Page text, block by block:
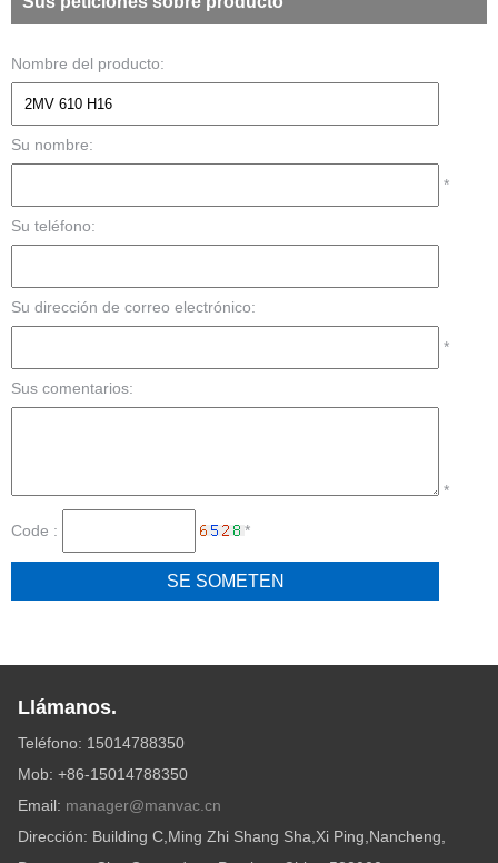
Nombre del producto:
Su nombre:
*
Su teléfono:
Su dirección de correo electrónico:
*
Sus comentarios:
*
Code : *
Llámanos.
Teléfono: 15014788350
Mob: +86-15014788350
Email: manager@manvac.cn
Dirección: Building C,Ming Zhi Shang Sha,Xi Ping,Nancheng,